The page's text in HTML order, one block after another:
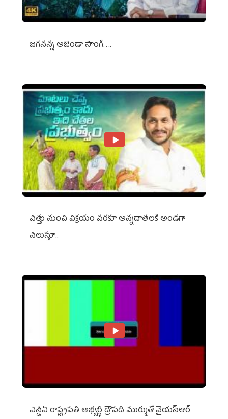
జగనన్న అజెండా సాంగ్….
విత్తు నుంచి విక్రయం వరకూ అన్నదాతలకి అండగా
నిలుస్తూ..
ఎన్డీఏ రాష్ట్ర‌ప‌తి అభ్య‌ర్థి ద్రౌప‌ది ముర్ముతో వైయ‌స్ఆర్